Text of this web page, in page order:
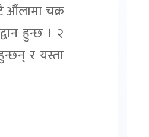
औंलामा चक्र
हुन्छ । २
र यस्ता